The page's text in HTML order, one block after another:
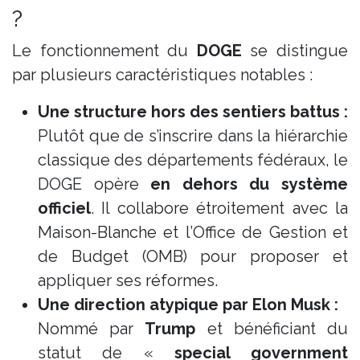
?
Le fonctionnement du DOGE se distingue
par plusieurs caractéristiques notables :
Une structure hors des sentiers battus :
Plutôt que de s’inscrire dans la hiérarchie
classique des départements fédéraux, le
DOGE opère en dehors du système
officiel. Il collabore étroitement avec la
Maison-Blanche et l’Office de Gestion et
de Budget (OMB) pour proposer et
appliquer ses réformes.
Une direction atypique par Elon Musk :
Nommé par Trump et bénéficiant du
statut de « special government